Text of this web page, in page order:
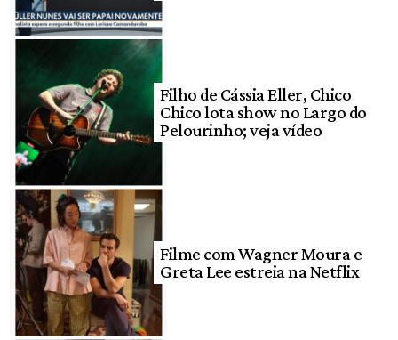
Filho de Cássia Eller, Chico
Chico lota show no Largo do
Pelourinho; veja vídeo
Filme com Wagner Moura e
Greta Lee estreia na Netflix